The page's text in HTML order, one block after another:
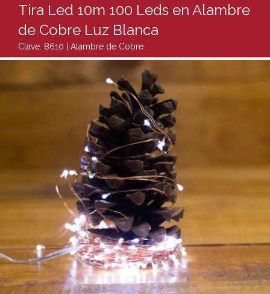
Tira Led 10m 100 Leds en Alambre
de Cobre Luz Blanca
Clave: 8610 | Alambre de Cobre